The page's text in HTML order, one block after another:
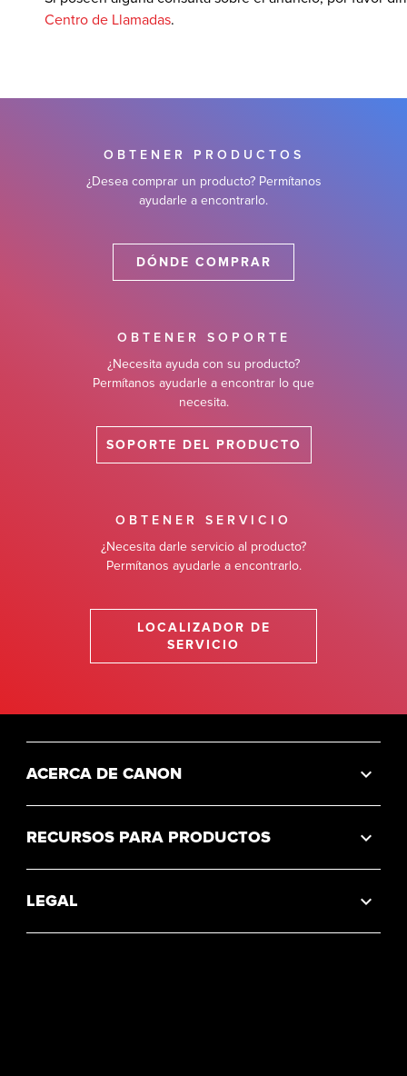
Centro de Llamadas.
OBTENER PRODUCTOS
¿Desea comprar un producto? Permítanos
ayudarle a encontrarlo.
DÓNDE COMPRAR
OBTENER SOPORTE
¿Necesita ayuda con su producto?
Permítanos ayudarle a encontrar lo que
necesita.
SOPORTE DEL PRODUCTO
OBTENER SERVICIO
¿Necesita darle servicio al producto?
Permítanos ayudarle a encontrarlo.
LOCALIZADOR DE
SERVICIO
ACERCA DE CANON
RECURSOS PARA PRODUCTOS
LEGAL